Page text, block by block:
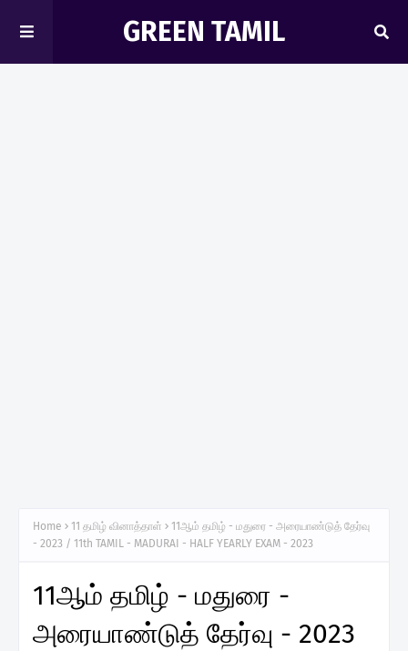
GREEN TAMIL
Home 11 தமிழ் வினாத்தாள்
11ஆம் தமிழ் - மதுரை - அரையாண்டுத் தேர்வு
- 2023 / 11th TAMIL - MADURAI - HALF YEARLY EXAM - 2023
11ஆம் தமிழ் - மதுரை -
அரையாண்டுத் தேர்வு - 2023